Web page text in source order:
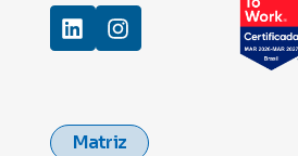
Matriz